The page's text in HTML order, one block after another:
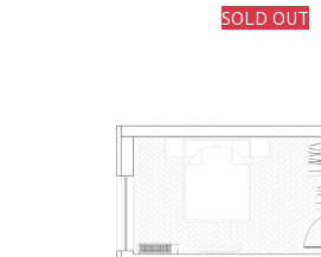
SOLD OUT